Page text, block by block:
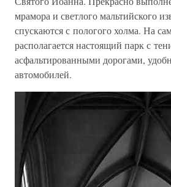
мрамора и светлого мальтийского
спускаются с пологого холма. На
располагается настоящий парк с
асфальтированными дорогами,
автомобилей.